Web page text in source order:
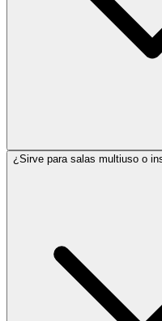
¿Sirve para salas multiuso o